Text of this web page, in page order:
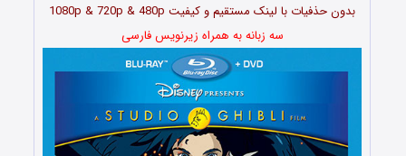
بدون حذفیات با لینک مستقیم و کیفیت 1080p & 720p & 480p
سه زبانه به همراه زیرنویس فارسی